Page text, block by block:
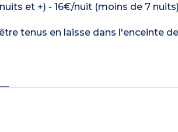
et +) - 16€/nuit (moins de 7 nuits)
tenus en laisse dans l'enceinte